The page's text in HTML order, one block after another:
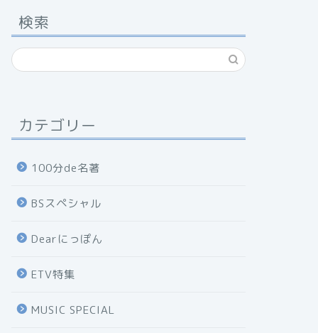
検索
カテゴリー
100分de名著
BSスペシャル
Dearにっぽん
ETV特集
MUSIC SPECIAL